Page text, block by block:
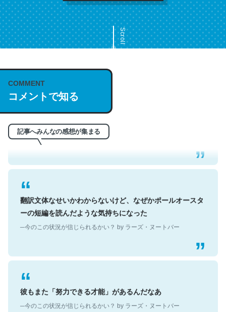
Scroll
COMMENT
コメントで知る
記事へみんなの感想が集まる
これは名文。彼はとてもクレバーなんだろうなと凄く思
う。英語少しでも読める人は原文もお勧め。自分はこの流
─今のこの状況が信じられるかい？ by ラーズ・ヌートバー
翻訳文体なせいかわからないけど、なぜかポールオースタ
ーの短編を読んだような気持ちになった
彼もまた「努力できる才能」があるんだなあ